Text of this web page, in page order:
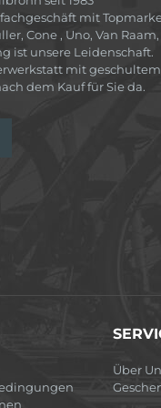
mit
Cone , Uno, Van Raam,
ist unsere Leidenschaft.
mit geschultem
dem Kauf für Sie da.
Über